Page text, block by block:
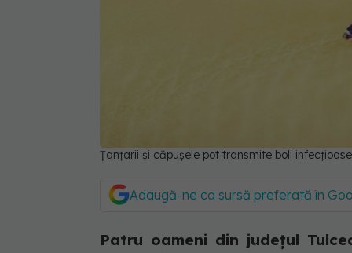
Țanțarii și căpușele pot transmite boli infecțioase
Adaugă-ne ca sursă preferată în
Patru oameni din județul